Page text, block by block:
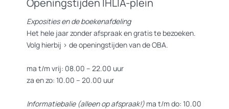
Openingstijden IHLIA-plein
Exposities en de boekenafdeling
Het hele jaar zonder afspraak en gratis te bezoeken.
Volg hierbij > de openingstijden van de OBA.
ma t/m vrij: 08.00 – 22.00 uur
za en zo: 10.00 – 20.00 uur
Informatiebalie (alleen op afspraak!) ma t/m do: 10.00